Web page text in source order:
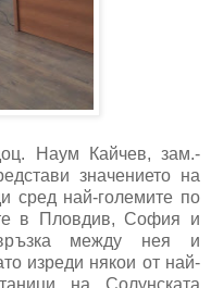
Наум Кайчев, зам.-
значението на
сред най-големите по
в Пловдив, София и
между нея и
изреди някои от най-